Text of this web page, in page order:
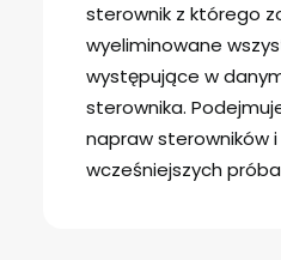
sterownik z którego
wyeliminowane
występujące w
sterownika.
napraw sterowników
wcześniejszych